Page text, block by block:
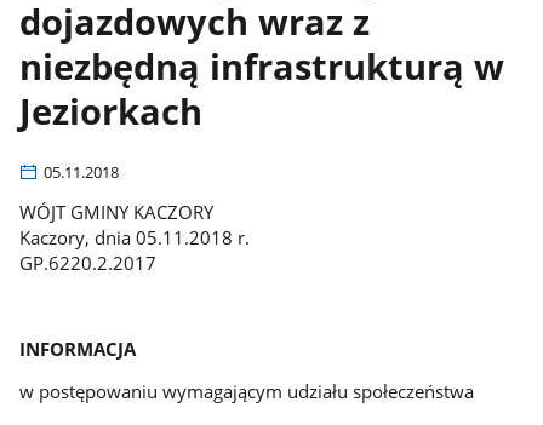
dojazdowych wraz z
niezbędną infrastrukturą w
Jeziorkach
05.11.2018
WÓJT GMINY KACZORY
Kaczory, dnia 05.11.2018 r.
GP.6220.2.2017
INFORMACJA
w postępowaniu wymagającym udziału społeczeństwa